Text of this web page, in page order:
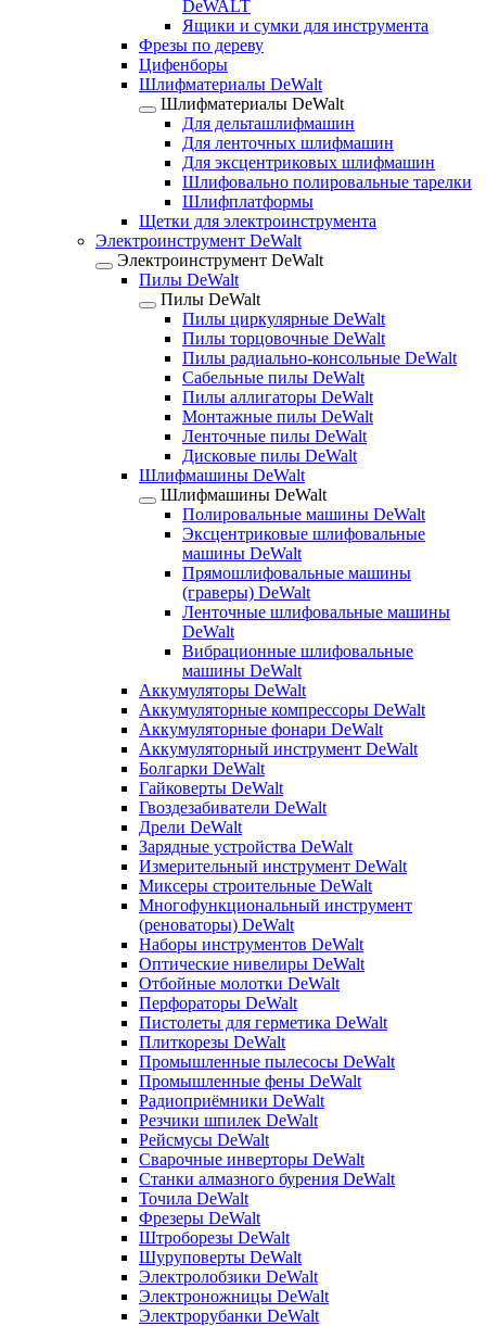
DeWALT
Ящики и сумки для инструмента
Фрезы по дереву
Цифенборы
Шлифматериалы DeWalt
Шлифматериалы DeWalt
Для дельташлифмашин
Для ленточных шлифмашин
Для эксцентриковых шлифмашин
Шлифовально полировальные тарелки
Шлифплатформы
Щетки для электроинструмента
Электроинструмент DeWalt
Электроинструмент DeWalt
Пилы DeWalt
Пилы DeWalt
Пилы циркулярные DeWalt
Пилы торцовочные DeWalt
Пилы радиально-консольные DeWalt
Сабельные пилы DeWalt
Пилы аллигаторы DeWalt
Монтажные пилы DeWalt
Ленточные пилы DeWalt
Дисковые пилы DeWalt
Шлифмашины DeWalt
Шлифмашины DeWalt
Полировальные машины DeWalt
Эксцентриковые шлифовальные
машины DeWalt
Прямошлифовальные машины
(граверы) DeWalt
Ленточные шлифовальные машины
DeWalt
Вибрационные шлифовальные
машины DeWalt
Аккумуляторы DeWalt
Аккумуляторные компрессоры DeWalt
Аккумуляторные фонари DeWalt
Аккумуляторный инструмент DeWalt
Болгарки DeWalt
Гайковерты DeWalt
Гвоздезабиватели DeWalt
Дрели DeWalt
Зарядные устройства DeWalt
Измерительный инструмент DeWalt
Миксеры строительные DeWalt
Многофункциональный инструмент
(реноваторы) DeWalt
Наборы инструментов DeWalt
Оптические нивелиры DeWalt
Отбойные молотки DeWalt
Перфораторы DeWalt
Пистолеты для герметика DeWalt
Плиткорезы DeWalt
Промышленные пылесосы DeWalt
Промышленные фены DeWalt
Радиоприёмники DeWalt
Резчики шпилек DeWalt
Рейсмусы DeWalt
Сварочные инверторы DeWalt
Станки алмазного бурения DeWalt
Точила DeWalt
Фрезеры DeWalt
Штроборезы DeWalt
Шуруповерты DeWalt
Электролобзики DeWalt
Электроножницы DeWalt
Электрорубанки DeWalt